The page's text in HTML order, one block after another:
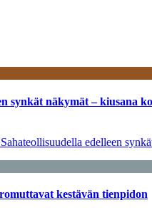
synkät näkymät – kiusana
edelleen
kestävän tienpidon